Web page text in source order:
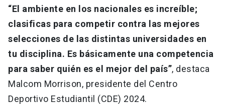
“El ambiente en los nacionales es increíble;
clasificas para competir contra las mejores
selecciones de las distintas universidades en
tu disciplina. Es básicamente una competencia
para saber quién es el mejor del país”, destaca
Malcom Morrison, presidente del Centro
Deportivo Estudiantil (CDE) 2024.